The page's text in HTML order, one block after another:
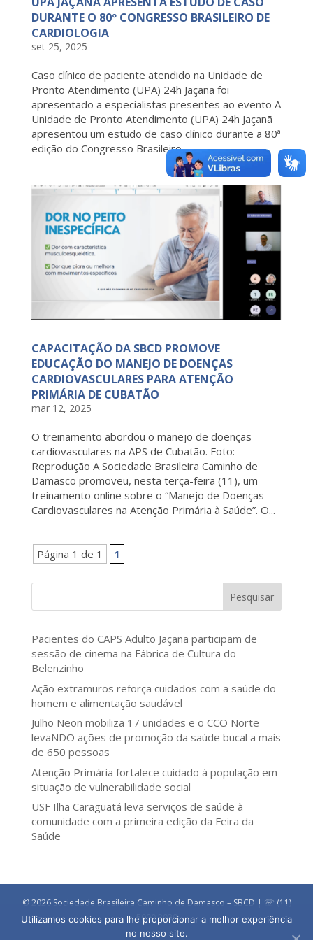
DURANTE O 80º CONGRESSO BRASILEIRO DE
CARDIOLOGIA
set 25, 2025
Caso clínico de paciente atendido na Unidade de
Pronto Atendimento (UPA) 24h Jaçanã foi
apresentado a especialistas presentes ao evento A
Unidade de Pronto Atendimento (UPA) 24h Jaçanã
apresentou um estudo de caso clínico durante a 80ª
edição do Congresso Brasileiro...
CAPACITAÇÃO DA SBCD PROMOVE
EDUCAÇÃO DO MANEJO DE DOENÇAS
CARDIOVASCULARES PARA ATENÇÃO
PRIMÁRIA DE CUBATÃO
mar 12, 2025
O treinamento abordou o manejo de doenças
cardiovasculares na APS de Cubatão. Foto:
Reprodução A Sociedade Brasileira Caminho de
Damasco promoveu, nesta terça-feira (11), um
treinamento online sobre o “Manejo de Doenças
Cardiovasculares na Atenção Primária à Saúde”. O...
Página 1 de 1 1
Pesquisar
Pacientes do CAPS Adulto Jaçanã participam de
sessão de cinema na Fábrica de Cultura do
Belenzinho
Ação extramuros reforça cuidados com a saúde do
homem e alimentação saudável
Julho Neon mobiliza 17 unidades e o CCO Norte
levaNDO ações de promoção da saúde bucal a mais
de 650 pessoas
Atenção Primária fortalece cuidado à população em
situação de vulnerabilidade social
USF Ilha Caraguatá leva serviços de saúde à
comunidade com a primeira edição da Feira da
Saúde
© 2026 Sociedade Brasileira Caminho de Damasco – SBCD | ☏ (11)
5090 3030
Utilizamos cookies para lhe proporcionar a melhor experiência
no nosso site.